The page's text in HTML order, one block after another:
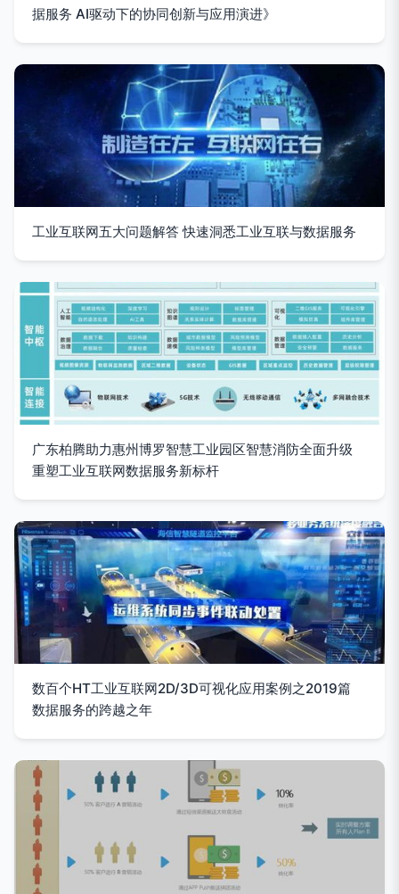
据服务 AI驱动下的协同创新与应用演进》
工业互联网五大问题解答 快速洞悉工业互联与数据服务
广东柏腾助力惠州博罗智慧工业园区智慧消防全面升级
重塑工业互联网数据服务新标杆
数百个HT工业互联网2D/3D可视化应用案例之2019篇
数据服务的跨越之年